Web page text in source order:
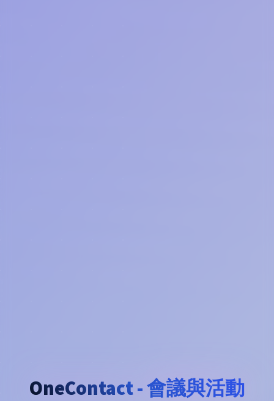
OneContact - 會議與活動